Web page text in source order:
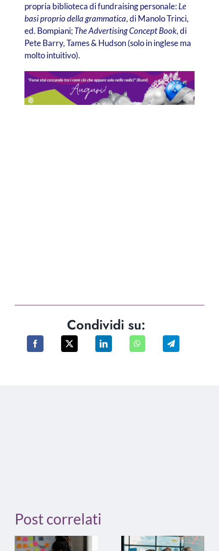
propria biblioteca di fundraising personale:Le
basi proprio della grammatica, di Manolo Trinci,
ed. Bompiani;The Advertising Concept Book, di
Pete Barry, Tames & Hudson (solo in inglese ma
molto intuitivo).
Condividi su:
Post correlati